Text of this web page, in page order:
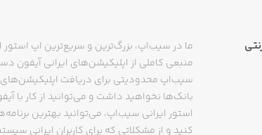
ما در سیب‌اپ، بزرگ‌ترین و سریع‌ترین اپ استور
منبعی کاملی از اپلیکیشن‌های ایرانی آیفون
سیب‌اپ محدودیتی برای دریافت اپلیکیشن‌های
بانک‌ها نخواهید داشت و می‌توانید از کار با
استور ایرانی سیب‌اپ، می‌توانید بهترین